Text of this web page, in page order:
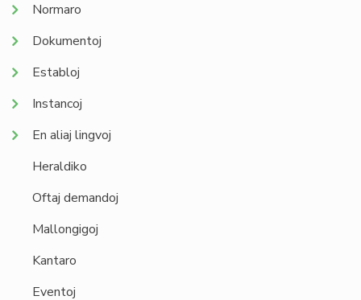
Normaro
Dokumentoj
Establoj
Instancoj
En aliaj lingvoj
Heraldiko
Oftaj demandoj
Mallongigoj
Kantaro
Eventoj